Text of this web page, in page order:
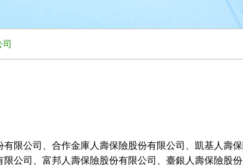
司
有限公司、合作金庫人壽保險股份有限公司、凱基人壽
限公司、富邦人壽保險股份有限公司、臺銀人壽保險股